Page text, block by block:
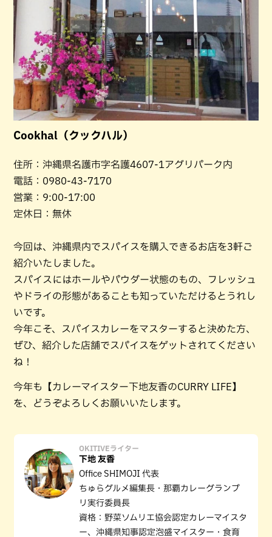
Cookhal（クックハル）
住所：沖縄県名護市字名護4607-1アグリパーク内
電話：0980-43-7170
営業：9:00-17:00
定休日：無休
今回は、沖縄県内でスパイスを購入できるお店を3軒ご
紹介いたしました。
スパイスにはホールやパウダー状態のもの、フレッシュ
やドライの形態があることも知っていただけるとうれし
いです。
今年こそ、スパイスカレーをマスターすると決めた方、
ぜひ、紹介した店舗でスパイスをゲットされてください
ね！
今年も【カレーマイスター下地友香のCURRY LIFE】
を、どうぞよろしくお願いいたします。
OKITIVEライター
下地 友香
Office SHIMOJI 代表
ちゅらグルメ編集長・那覇カレーグランプ
リ実行委員長
資格：野菜ソムリエ協会認定カレーマイスタ
ー、沖縄県知事認定泡盛マイスター・食育